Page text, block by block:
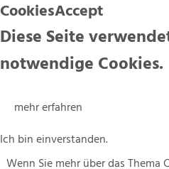
CookiesAccept
Diese Seite
notwendige Cookies.
mehr erfahren
Ich bin einverstanden.
Wenn Sie mehr über das